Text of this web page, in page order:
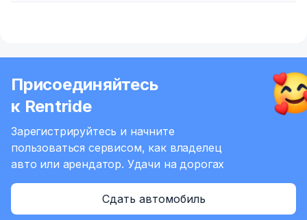
Присоединяйтесь
к Rentride
Зарегистрируйтесь и начните
пользоваться сервисом, как владелец
авто или арендатор. Удачи на дорогах
Сдать автомобиль